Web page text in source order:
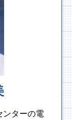
ンターの電